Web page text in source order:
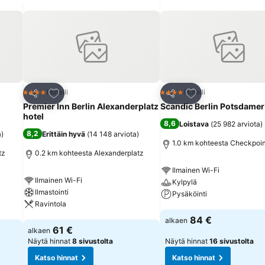
ja valikoiman käsipyyhkeitä. Varattavissa on
kuten pöytäjalkapallo/kikkeri. Ravintolapalvelut:
runsas aamiaisbuffet, joka houkuttelee sängystä ylös.
Luottokortit: Seuraavat luottokortit hyväksytään maksuvälineinä:
)
Jaa
Lisää suosikkeihin
4 Tähtiluokitus
Hotelli
Premier Inn Berlin Alexanderplatz
hotel
8,2 Erittäin hyvä (14 148 arviota)
0.2 km kohteesta Alexanderplatz
Ilmainen Wi-Fi
Ilmastointi
Ravintola
Katso hinnat
alkaen 61 €
Näytä hinnat 8 sivustolta
Katso hinnat
Jaa
Lisää suosikkeihin
4 Tähtiluokitus
Hotelli
Scandic Berlin
8,6 Loistava (25 982 arviota)
1.0 km kohteesta
Ilmainen Wi-Fi
Kylpylä
Pysäköinti
Katso hinnat
alkaen 84 €
Näytä hinnat 16 sivustolta
Katso hinnat